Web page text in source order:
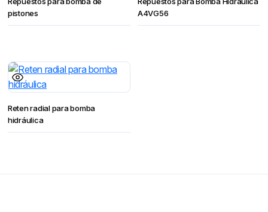
pistones
A4VG56
Reten radial para bomba
hidráulica